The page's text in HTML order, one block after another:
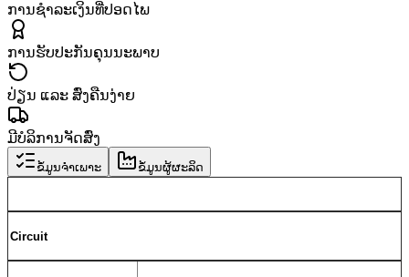
ການຊຳລະເງິນທີ່ປອດໄພ
ການຮັບປະກັນຄຸນນະພາບ
ປ່ຽນ ແລະ ສົ່ງຄືນງ່າຍ
ມີບໍລິການຈັດສົ່ງ
ຂໍ້ມູນຈຳເພາະ ຂໍ້ມູນຜູ້ຜະລິດ
Circuit